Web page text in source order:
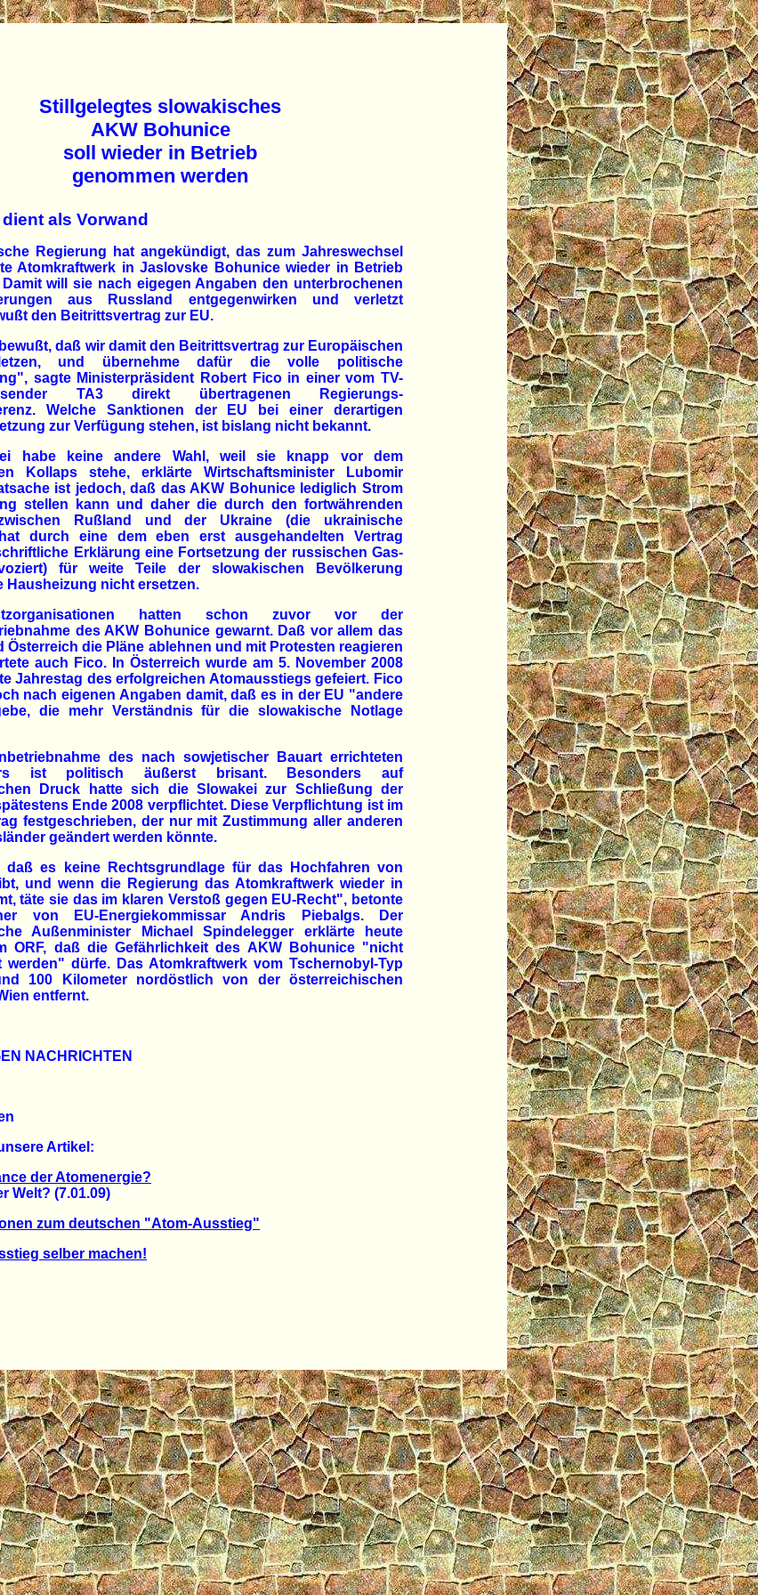
Stillgelegtes slowakisches
AKW Bohunice
soll wieder in Betrieb
genommen werden
als Vorwand
Regierung hat angekündigt, das zum Jahreswechsel
Atomkraftwerk in Jaslovske Bohunice wieder in Betrieb
will sie nach eigegen Angaben den unterbrochenen
aus Russland entgegenwirken und verletzt
den Beitrittsvertrag zur EU.
daß wir damit den Beitrittsvertrag zur Europäischen
und übernehme dafür die volle politische
sagte Ministerpräsident Robert Fico in einer vom TV-
TA3 direkt übertragenen Regierungs-
Welche Sanktionen der EU bei einer derartigen
zur Verfügung stehen, ist bislang nicht bekannt.
habe keine andere Wahl, weil sie knapp vor dem
Kollaps stehe, erklärte Wirtschaftsminister Lubomir
ist jedoch, daß das AKW Bohunice lediglich Strom
stellen kann und daher die durch den fortwährenden
Rußland und der Ukraine (die ukrainische
durch eine dem eben erst ausgehandelten Vertrag
Erklärung eine Fortsetzung der russischen Gas-
für weite Teile der slowakischen Bevölkerung
Hausheizung nicht ersetzen.
hatten schon zuvor vor der
des AKW Bohunice gewarnt. Daß vor allem das
Österreich die Pläne ablehnen und mit Protesten reagieren
auch Fico. In Österreich wurde am 5. November 2008
Jahrestag des erfolgreichen Atomausstiegs gefeiert. Fico
nach eigenen Angaben damit, daß es in der EU "andere
die mehr Verständnis für die slowakische Notlage
des nach sowjetischer Bauart errichteten
ist politisch äußerst brisant. Besonders auf
Druck hatte sich die Slowakei zur Schließung der
Ende 2008 verpflichtet. Diese Verpflichtung ist im
festgeschrieben, der nur mit Zustimmung aller anderen
geändert werden könnte.
daß es keine Rechtsgrundlage für das Hochfahren von
und wenn die Regierung das Atomkraftwerk wieder in
täte sie das im klaren Verstoß gegen EU-Recht", betonte
von EU-Energiekommissar Andris Piebalgs. Der
Außenminister Michael Spindelegger erklärte heute
ORF, daß die Gefährlichkeit des AKW Bohunice "nicht
werden" dürfe. Das Atomkraftwerk vom Tschernobyl-Typ
100 Kilometer nordöstlich von der österreichischen
entfernt.
NACHRICHTEN
Artikel:
der Atomenergie?
(7.01.09)
zum deutschen "Atom-Ausstieg"
selber machen!